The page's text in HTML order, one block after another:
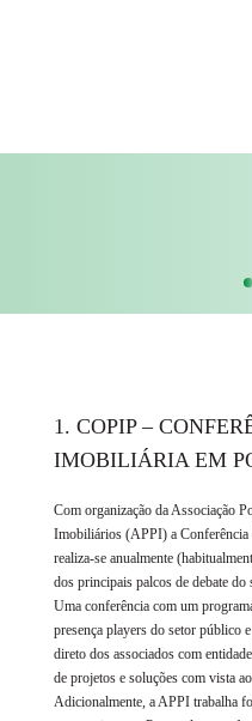
1. COPIP –
IMOBILIÁRIA EM
Com organização da Associação
Imobiliários (APPI) a
realiza-se anualmente
dos principais palcos de debate do
Uma conferência com um
presença players do setor público
direto dos associados com
de projetos e soluções com vista
Adicionalmente, a APPI trabalha